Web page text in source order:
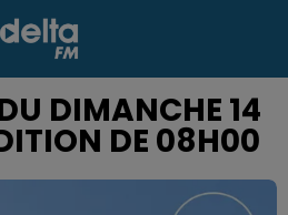
DIMANCHE 14
DE 08H00